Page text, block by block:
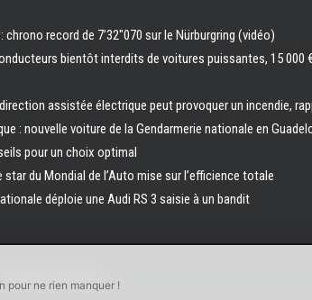
record de 7’32″070 sur le Nürburgring (vidéo)
bientôt interdits de voitures puissantes, 15 000
assistée électrique peut provoquer un incendie,
: nouvelle voiture de la Gendarmerie nationale en
pour un choix optimal
du Mondial de l’Auto mise sur l’efficience totale
déploie une Audi RS 3 saisie à un bandit
droits réservés.
pour ne rien manquer !